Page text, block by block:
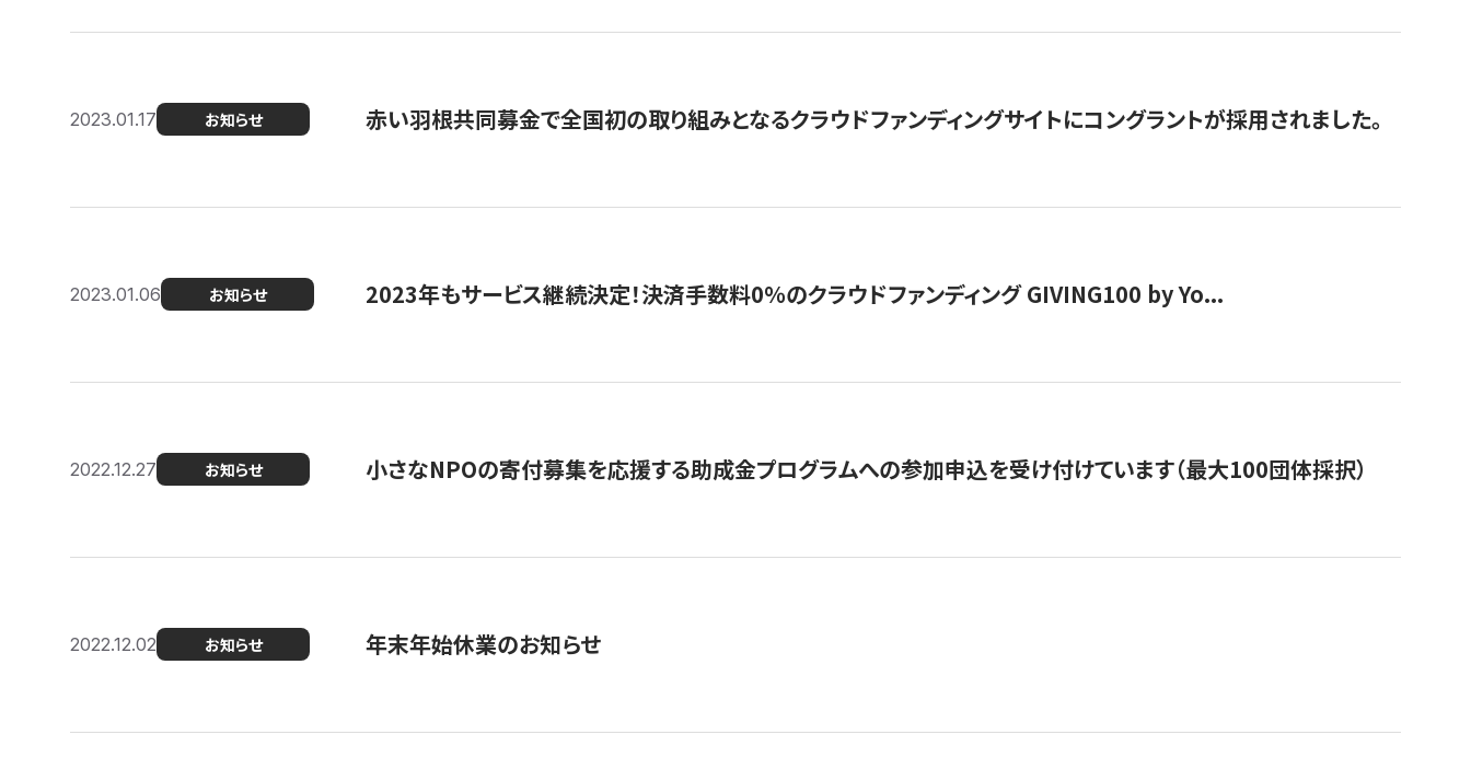
2023.01.17 お知らせ 赤い羽根共同募金で全国初の取り組みとなるクラウドファンディングサイトにコングラントが採用されました。
2023.01.06 お知らせ 2023年もサービス継続決定！決済手数料0％のクラウドファンディング GIVING100 by Yo...
2022.12.27 お知らせ 小さなNPOの寄付募集を応援する助成金プログラムへの参加申込を受け付けています（最大100団体採択）
2022.12.02 お知らせ 年末年始休業のお知らせ